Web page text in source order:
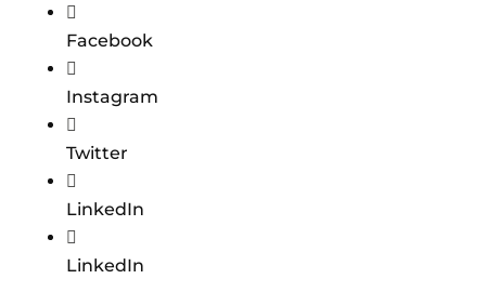

Facebook

Instagram

Twitter

LinkedIn

LinkedIn